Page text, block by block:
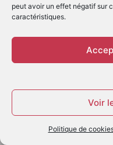
peut avoir un effet négatif sur
caractéristiques.
Voir
Politique de